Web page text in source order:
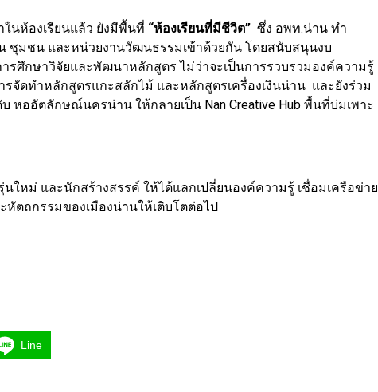
นห้องเรียนแล้ว ยังมีพื้นที่ “ห้องเรียนที่มีชีวิต” ซึ่ง อพท.น่าน ทำ
ชุมชน และหน่วยงานวัฒนธรรมเข้าด้วยกัน โดยสนับสนุนงบ
ศึกษาวิจัยและพัฒนาหลักสูตร ไม่ว่าจะเป็นการรวบรวมองค์ความรู้
รจัดทำหลักสูตรแกะสลักไม้ และหลักสูตรเครื่องเงินน่าน และยังร่วม
ออัตลักษณ์นครน่าน ให้กลายเป็น Nan Creative Hub พื้นที่บ่มเพาะ
หม่ และนักสร้างสรรค์ ให้ได้แลกเปลี่ยนองค์ความรู้ เชื่อมเครือข่าย
ตถกรรมของเมืองน่านให้เติบโตต่อไป
Line